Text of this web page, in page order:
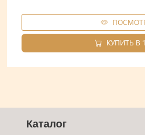
КУПИТЬ В
Каталог